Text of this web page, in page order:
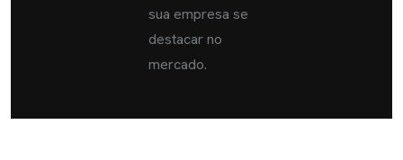
sua empresa se
destacar no
mercado.